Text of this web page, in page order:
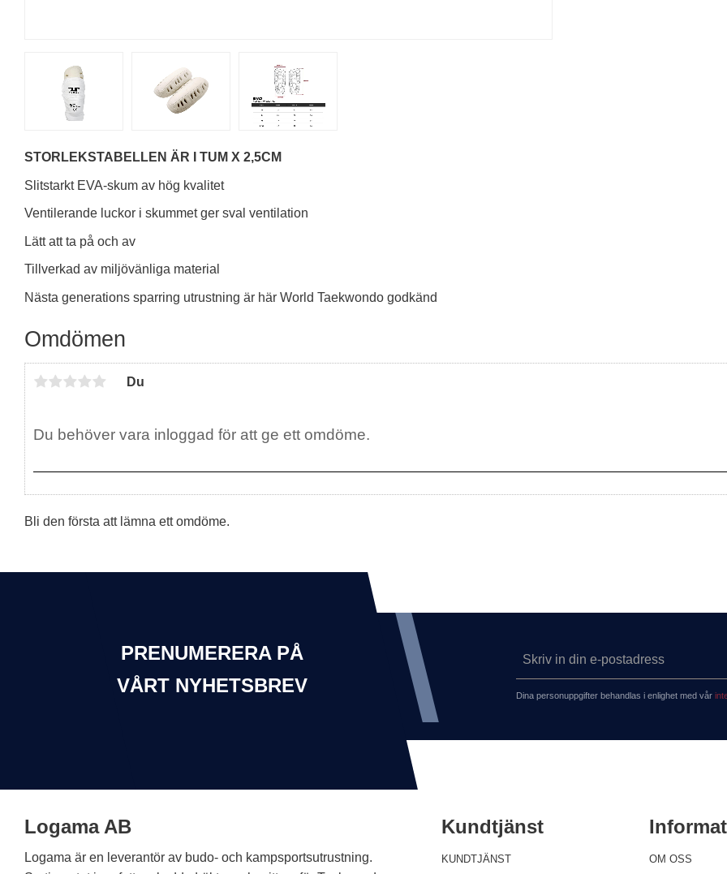
STORLEKSTABELLEN ÄR I TUM X 2,5CM
Slitstarkt EVA-skum av hög kvalitet
Ventilerande luckor i skummet ger sval ventilation
Lätt att ta på och av
Tillverkad av miljövänliga material
Nästa generations sparring utrustning är här World Taekwondo godkänd
Omdömen
Du
Bli den första att lämna ett omdöme.
PRENUMERERA PÅ
VÅRT NYHETSBREV
Dina personuppgifter behandlas i enlighet med vår
Logama AB
Logama är en leverantör av budo- och kampsportsutrustning.
Kundtjänst
KUNDTJÄNST OM OSS